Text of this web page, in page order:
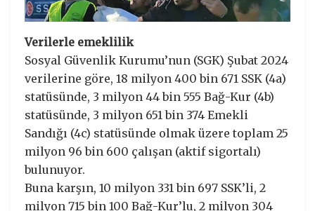
Verilerle emeklilik
Sosyal Güvenlik Kurumu’nun (SGK) Şubat 2024
verilerine göre, 18 milyon 400 bin 671 SSK (4a)
statüsünde, 3 milyon 44 bin 555 Bağ-Kur (4b)
statüsünde, 3 milyon 651 bin 374 Emekli
Sandığı (4c) statüsünde olmak üzere toplam 25
milyon 96 bin 600 çalışan (aktif sigortalı)
bulunuyor.
Buna karşın, 10 milyon 331 bin 697 SSK’li, 2
milyon 715 bin 100 Bağ-Kur’lu, 2 milyon 304